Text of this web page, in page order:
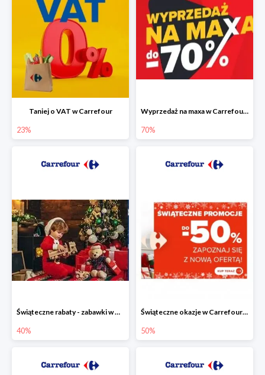
Taniej o VAT w Carrefour
23%
Wyprzedaż na maxa w Carrefour do -70%
70%
Świąteczne rabaty - zabawki w Carrefour do -40%
40%
Świąteczne okazje w Carrefour do -50%
50%